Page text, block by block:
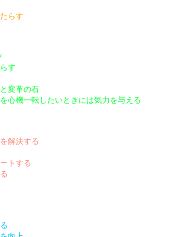
らす
す
変革の石
心機一転したいときには気力を与える
解決する
トする